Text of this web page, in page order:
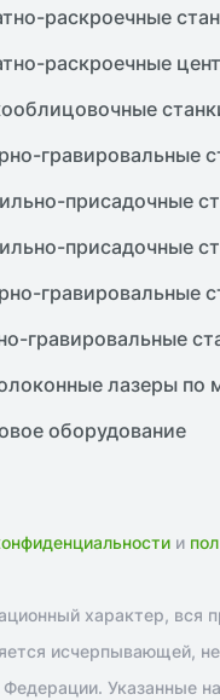
раскроечные
раскроечные
гравировальные
присадочные
присадочные
гравировальные
гравировальные
лазеры по
оборудование
и
характер, вся
исчерпывающей,
Указанные